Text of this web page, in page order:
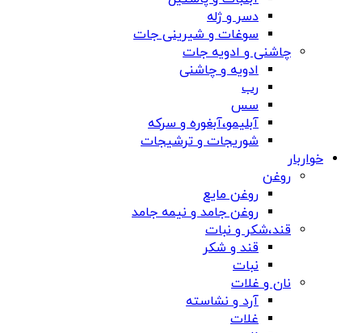
دسر و ژله
سوغات و شیرینی جات
چاشنی و ادویه جات
ادویه و چاشنی
رب
سس
آبلیمو،آبغوره و سرکه
شوریجات و ترشیجات
خواربار
روغن
روغن مایع
روغن جامد و نیمه جامد
قند،شکر و نبات
قند و شکر
نبات
نان و غلات
آرد و نشاسته
غلات